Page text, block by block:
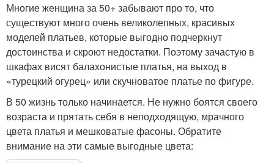
Многие женщина за 50+ забывают про то, что
существуют много очень великолепных, красивых
моделей платьев, которые выгодно подчеркнут
достоинства и скроют недостатки. Поэтому зачастую в
шкафах висят балахонистые платья, на выход в
«турецкий огурец» или скучноватое платье по фигуре.
В 50 жизнь только начинается. Не нужно боятся своего
возраста и прятать себя в неподходящую, мрачного
цвета платья и мешковатые фасоны. Обратите
внимание на эти самые выгодные цвета: